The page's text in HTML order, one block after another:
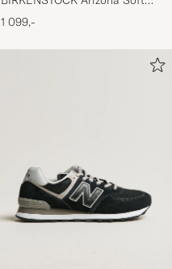
Footbed Taupe Suede
1 099,-